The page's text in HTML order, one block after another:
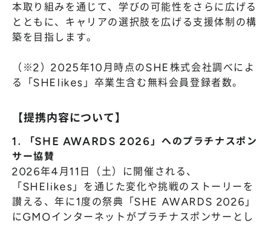
本取り組みを通じて、学びの可能性をさらに広げる
とともに、キャリアの選択肢を広げる支援体制の構
築を目指します。
（※2）2025年10月時点のSHE株式会社調べによ
る「SHElikes」卒業生含む無料会員登録者数。
【提携内容について】
1. 「SHE AWARDS 2026」へのプラチナスポン
サー協賛
2026年4月11日（土）に開催される、
「SHElikes」を通じた変化や挑戦のストーリーを
讃える、年に1度の祭典「SHE AWARDS 2026」
にGMOインターネットがプラチナスポンサーとし